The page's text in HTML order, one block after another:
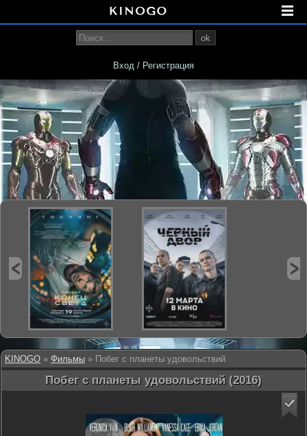
KINOGO » Фильмы » Побег с планеты удовольствий
Побег с планеты удовольствий (2016)
ok
Вход / Регистрация